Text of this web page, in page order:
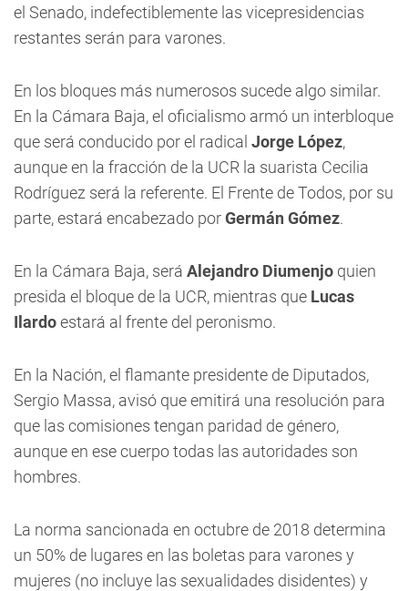
el Senado, indefectiblemente las vicepresidencias
restantes serán para varones.
En los bloques más numerosos sucede algo similar.
En la Cámara Baja, el oficialismo armó un interbloque
que será conducido por el radical Jorge López,
aunque en la fracción de la UCR la suarista Cecilia
Rodríguez será la referente. El Frente de Todos, por su
parte, estará encabezado porGermán Gómez.
En la Cámara Baja, será Alejandro Diumenjo quien
presida el bloque de la UCR, mientras que Lucas
Ilardoestará al frente del peronismo.
En la Nación, el flamante presidente de Diputados,
Sergio Massa, avisó que emitirá una resolución para
que las comisiones tengan paridad de género,
aunque en ese cuerpo todas las autoridades son
hombres.
La norma sancionada en octubre de 2018 determina
un 50% de lugares en las boletas para varones y
mujeres (no incluye las sexualidades disidentes) y